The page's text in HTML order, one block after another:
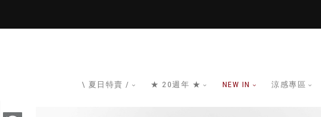
\ 夏日特賣 / ★ 20週年 ★ NEW IN 涼感專區